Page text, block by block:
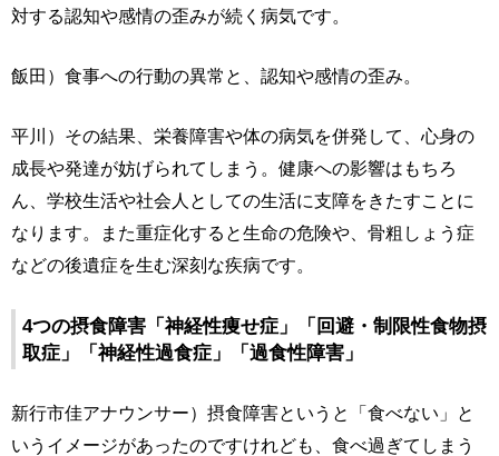
対する認知や感情の歪みが続く病気です。
飯田）食事への行動の異常と、認知や感情の歪み。
平川）その結果、栄養障害や体の病気を併発して、心身の
成長や発達が妨げられてしまう。健康への影響はもちろ
ん、学校生活や社会人としての生活に支障をきたすことに
なります。また重症化すると生命の危険や、骨粗しょう症
などの後遺症を生む深刻な疾病です。
4つの摂食障害「神経性痩せ症」「回避・制限性食物摂
取症」「神経性過食症」「過食性障害」
新行市佳アナウンサー）摂食障害というと「食べない」と
いうイメージがあったのですけれども、食べ過ぎてしまう